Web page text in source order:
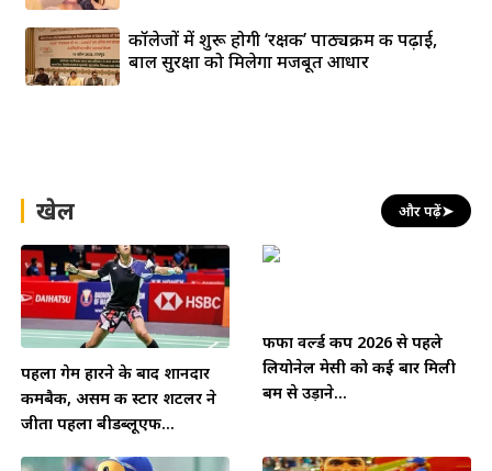
कॉलेजों में शुरू होगी ‘रक्षक’ पाठ्यक्रम की पढ़ाई,
बाल सुरक्षा को मिलेगा मजबूत आधार
खेल और पढ़ें➤
पहला गेम हारने के बाद शानदार
कमबैक, असम की स्टार शटलर ने
जीता पहला बीडब्लूएफ...
फीफा वर्ल्ड कप 2026 से पहले
लियोनेल मेसी को कई बार मिली
बम से उड़ाने...